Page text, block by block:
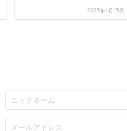
2025年4月15日